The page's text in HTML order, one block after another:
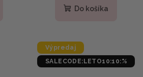
produktu
hviezdičiek.
Do košíka
Výpredaj
SALECODE:LETO10:10:%